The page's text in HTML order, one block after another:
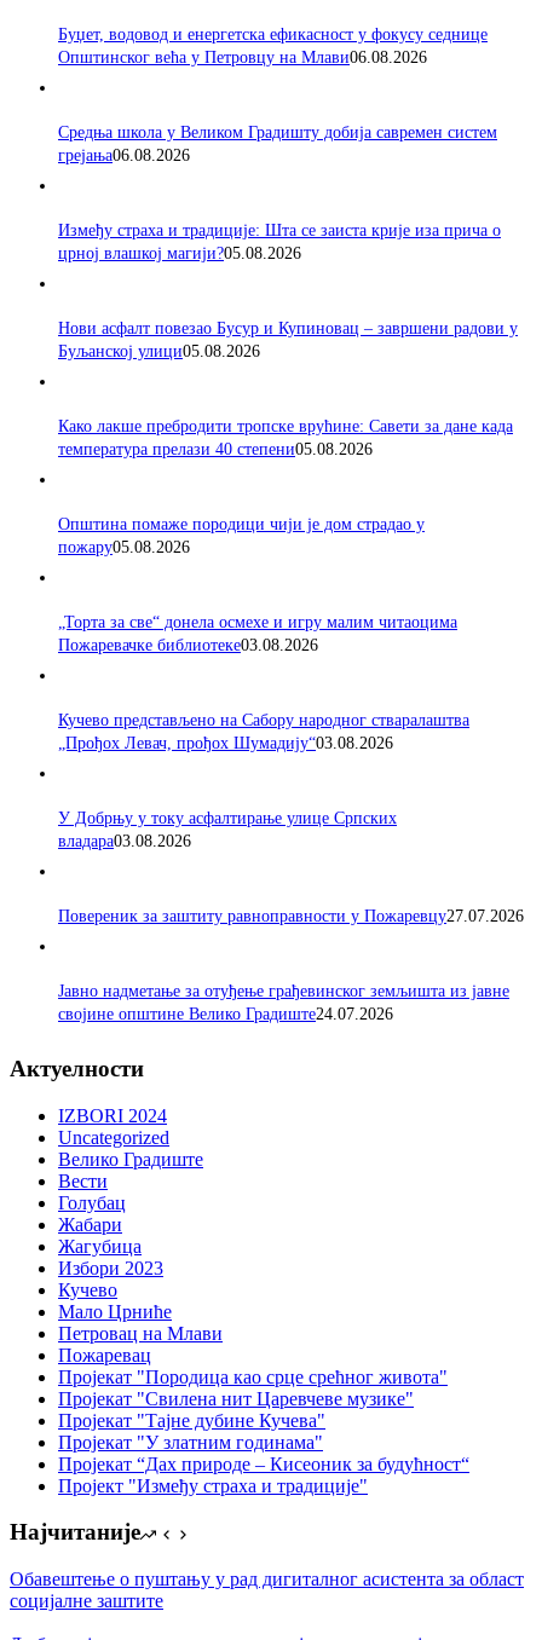
Буџет, водовод и енергетска ефикасност у фокусу седнице
Општинског већа у Петровцу на Млави06.08.2026
Средња школа у Великом Градишту добија савремен систем
грејања06.08.2026
Између страха и традиције: Шта се заиста крије иза прича о
црној влашкој магији?05.08.2026
Нови асфалт повезао Бусур и Купиновац – завршени радови у
Буљанској улици05.08.2026
Како лакше пребродити тропске врућине: Савети за дане када
температура прелази 40 степени05.08.2026
Општина помаже породици чији је дом страдао у
пожару05.08.2026
„Торта за све“ донела осмехе и игру малим читаоцима
Пожаревачке библиотеке03.08.2026
Кучево представљено на Сабору народног стваралаштва
„Прођох Левач, прођох Шумадију“03.08.2026
У Добрњу у току асфалтирање улице Српских
владара03.08.2026
Повереник за заштиту равноправности у Пожаревцу27.07.2026
Јавно надметање за отуђење грађевинског земљишта из јавне
својине општине Велико Градиште24.07.2026
Актуелности
IZBORI 2024
Uncategorized
Велико Градиште
Вести
Голубац
Жабари
Жагубица
Избори 2023
Кучево
Мало Црниће
Петровац на Млави
Пожаревац
Пројекат "Породица као срце срећног живота"
Пројекат "Свилена нит Царевчеве музике"
Пројекат "Тајне дубине Кучева"
Пројекат "У златним годинама"
Пројекат “Дах природе – Кисеоник за будућност“
Пројект "Између страха и традиције"
Најчитаније
Обавештење о пуштању у рад дигиталног асистента за област
социјалне заштите